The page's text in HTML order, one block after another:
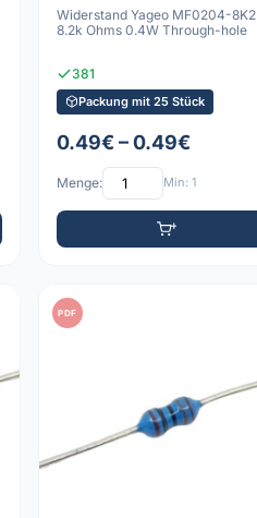
Widerstand Yageo MF0204-8K2
8.2k Ohms 0.4W Through-hole
381
Packung mit 25 Stück
0.49€ – 0.49€
Menge: Min: 1
PDF